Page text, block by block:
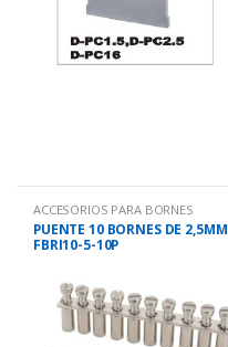
ACCESORIOS PARA BORNES
PUENTE 10 BORNES DE 2,5MM
FBRI10-5-10P